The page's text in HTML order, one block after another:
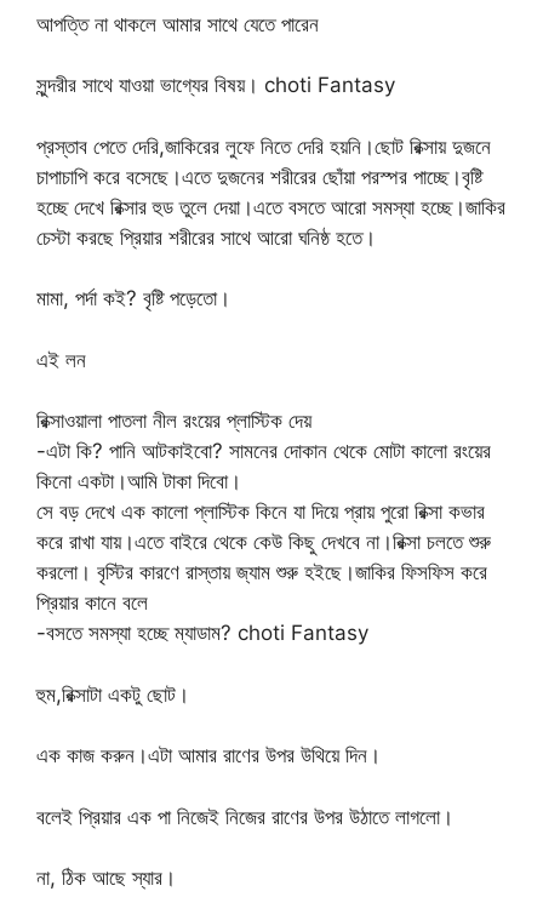
আপত্তি না থাকলে আমার সাথে যেতে পারেন
সুন্দরীর সাথে যাওয়া ভাগ্যের বিষয়। choti Fantasy
প্রস্তাব পেতে দেরি,জাকিরের লুফে নিতে দেরি হয়নি।ছোট রিক্সায় দুজনে
চাপাচাপি করে বসেছে।এতে দুজনের শরীরের ছোঁয়া পরস্পর পাচ্ছে।বৃষ্টি
হচ্ছে দেখে রিক্সার হুড তুলে দেয়া।এতে বসতে আরো সমস্যা হচ্ছে।জাকির
চেস্টা করছে প্রিয়ার শরীরের সাথে আরো ঘনিষ্ঠ হতে।
মামা, পর্দা কই? বৃষ্টি পড়েতো।
এই লন
রিক্সাওয়ালা পাতলা নীল রংয়ের প্লাস্টিক দেয়
-এটা কি? পানি আটকাইবো? সামনের দোকান থেকে মোটা কালো রংয়ের
কিনো একটা।আমি টাকা দিবো।
সে বড় দেখে এক কালো প্লাস্টিক কিনে যা দিয়ে প্রায় পুরো রিক্সা কভার
করে রাখা যায়।এতে বাইরে থেকে কেউ কিছু দেখবে না।রিক্সা চলতে শুরু
করলো। বৃস্টির কারণে রাস্তায় জ্যাম শুরু হইছে।জাকির ফিসফিস করে
প্রিয়ার কানে বলে
-বসতে সমস্যা হচ্ছে ম্যাডাম? choti Fantasy
হুম,রিক্সাটা একটু ছোট।
এক কাজ করুন।এটা আমার রাণের উপর উথিয়ে দিন।
বলেই প্রিয়ার এক পা নিজেই নিজের রাণের উপর উঠাতে লাগলো।
না, ঠিক আছে স্যার।